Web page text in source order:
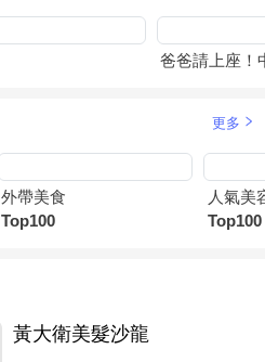
爸爸請上座！
更多
外帶美食
Top100
人氣美
Top100
黃大衛美髮沙龍